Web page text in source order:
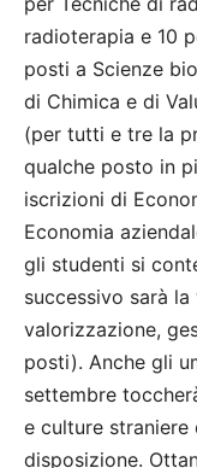
radioterapia e 10
posti a Scienze
di Chimica e di
(per tutti e tre la
qualche posto in
iscrizioni di
Economia
gli studenti si
successivo sarà
valorizzazione,
posti). Anche gli
settembre
e culture
disposizione.